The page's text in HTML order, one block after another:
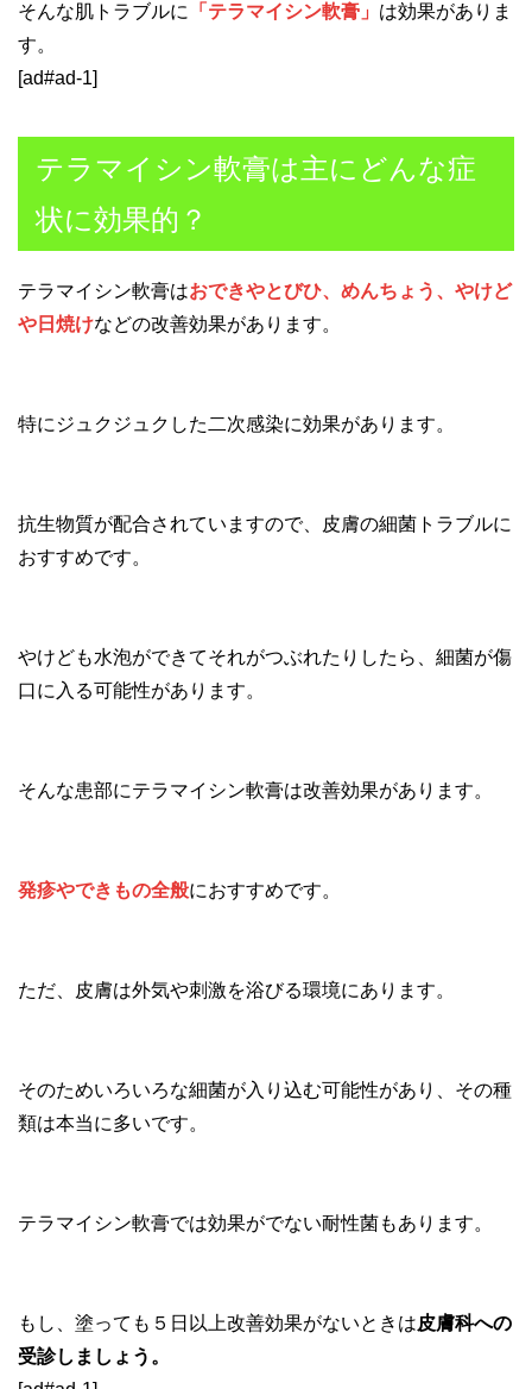
そんな肌トラブルに 「テラマイシン軟膏」 は効果がありま
す。
[ad#ad-1]
テラマイシン軟膏は主にどんな症
状に効果的？
テラマイシン軟膏はおできやとびひ、めんちょう、やけど
や日焼けなどの改善効果があります。
特にジュクジュクした二次感染に効果があります。
抗生物質が配合されていますので、皮膚の細菌トラブルに
おすすめです。
やけども水泡ができてそれがつぶれたりしたら、細菌が傷
口に入る可能性があります。
そんな患部にテラマイシン軟膏は改善効果があります。
発疹やできもの全般におすすめです。
ただ、皮膚は外気や刺激を浴びる環境にあります。
そのためいろいろな細菌が入り込む可能性があり、その種
類は本当に多いです。
テラマイシン軟膏では効果がでない耐性菌もあります。
もし、塗っても５日以上改善効果がないときは皮膚科への
受診しましょう。